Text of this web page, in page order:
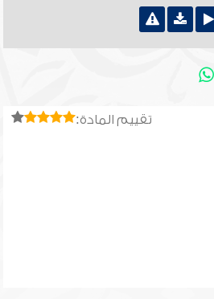
تقييم المادة: